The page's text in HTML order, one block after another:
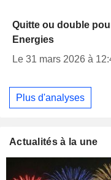
Quitte ou double
Energies
Le 31 mars 2026 à
Plus d'analyses
Actualités à la une